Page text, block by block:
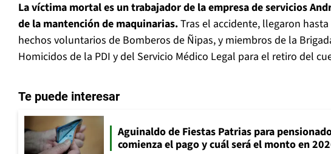
La víctima mortal es un trabajador de la empresa de servicios
de la mantención de maquinarias.Tras el accidente, llegaron
hechos voluntarios de Bomberos de Ñipas, y miembros de la
Homicidos de la PDI y del Servicio Médico Legal para el retiro del
Te puede interesar
Aguinaldo de Fiestas Patrias para
comienza el pago y cuál será el monto en